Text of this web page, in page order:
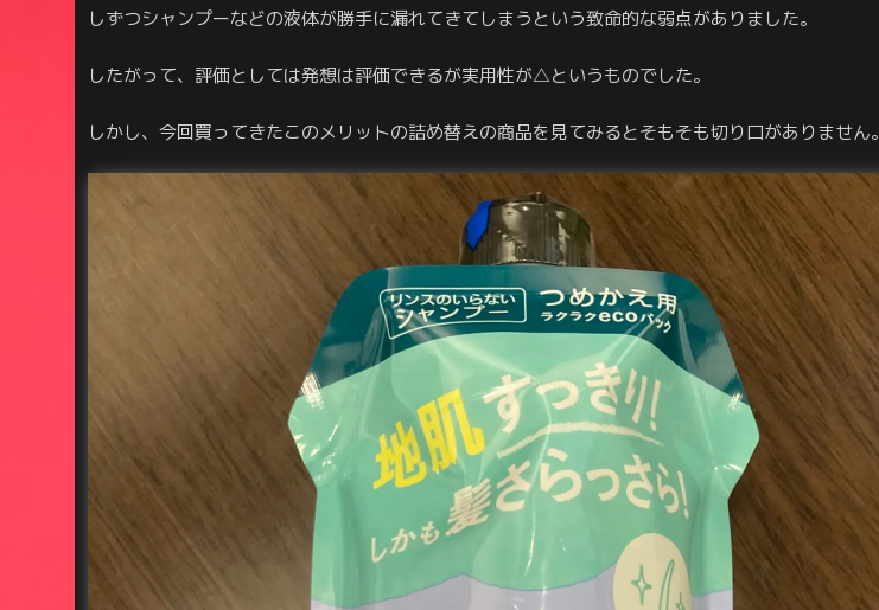
しずつシャンプーなどの液体が勝手に漏れてきてしまうという致命的な弱点がありました。
したがって、評価としては発想は評価できるが実用性が△というものでした。
しかし、今回買ってきたこのメリットの詰め替えの商品を見てみるとそもそも切り口がありません。